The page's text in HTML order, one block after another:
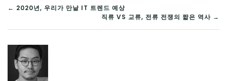
글
탐
색
← 2020년, 우리가 만날 IT 트렌드 예상
직류 VS 교류, 전류 전쟁의 짧은 역사 →